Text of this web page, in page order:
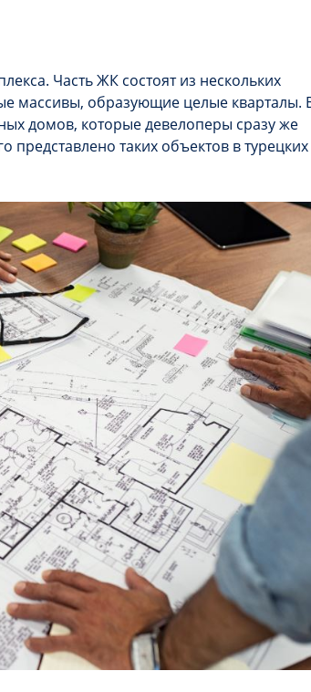
Часть ЖК состоят из нескольких
массивы, образующие целые кварталы.
домов, которые девелоперы сразу же
представлено таких объектов в турецких